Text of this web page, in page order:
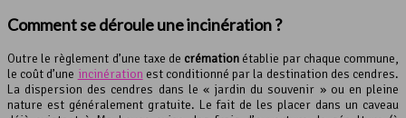
Comment se déroule une incinération ?
Outre le règlement d’une taxe de crémation établie par chaque commune,
le coût d’une incinération est conditionné par la destination des cendres.
La dispersion des cendres dans le « jardin du souvenir » ou en pleine
nature est généralement gratuite. Le fait de les placer dans un caveau